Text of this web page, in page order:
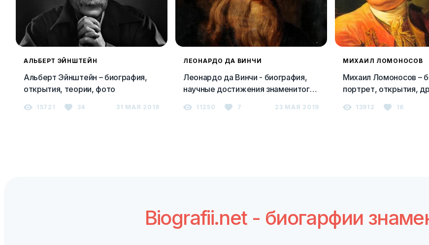
АЛЬБЕРТ ЭЙНШТЕЙН
Альберт Эйнштейн – биография,
открытия, теории, фото
15721 34 31 МАЯ 2019
ЛЕОНАРДО ДА ВИНЧИ
Леонардо да Винчи - биография,
научные достижения знаменитого
11250 7 23 МАЯ 2019
МИХАИЛ ЛОМОНОСОВ
Михаил Ломоносов –
портрет, открытия,
13912 16
Biografii.net - биогарфии